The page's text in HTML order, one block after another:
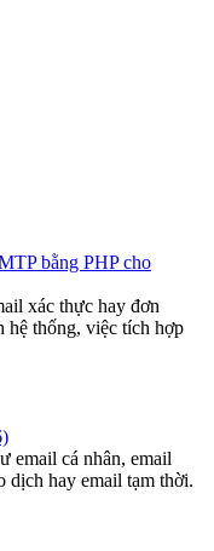
bằng PHP cho
xác thực hay đơn
hệ thống, việc tích hợp
email cá nhân, email
dịch hay email tạm thời.